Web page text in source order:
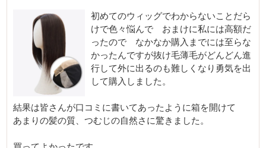
初めてのウィッグでわからないことだら
けで色々悩んで おまけに私には高額だ
ったので なかなか購入までには至らな
かったんですが抜け毛薄毛がどんどん進
行して外に出るのも難しくなり勇気を出
して購入しました。
結果は皆さんが口コミに書いてあったように箱を開けて
あまりの髪の質、つむじの自然さに驚きました。